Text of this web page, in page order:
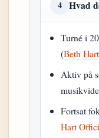
4 Hvad
Turné i
(Beth
Aktiv på
Fortsat
Hart